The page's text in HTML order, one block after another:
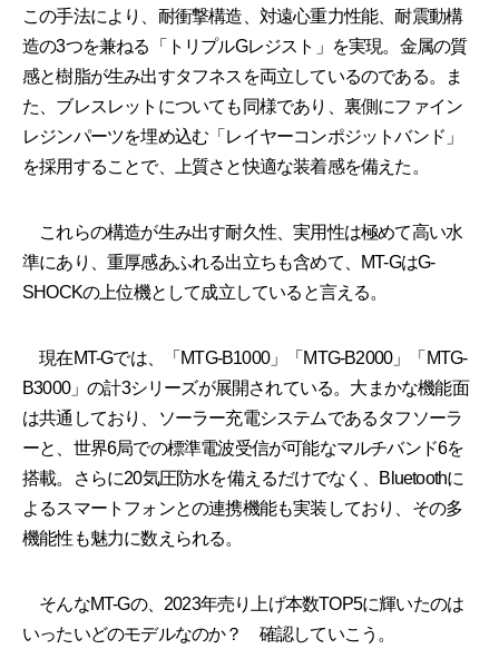
この手法により、耐衝撃構造、対遠心重力性能、耐震動構
造の3つを兼ねる「トリプルGレジスト」を実現。金属の質
感と樹脂が生み出すタフネスを両立しているのである。ま
た、ブレスレットについても同様であり、裏側にファイン
レジンパーツを埋め込む「レイヤーコンポジットバンド」
を採用することで、上質さと快適な装着感を備えた。
これらの構造が生み出す耐久性、実用性は極めて高い水
準にあり、重厚感あふれる出立ちも含めて、MT-GはG-
SHOCKの上位機として成立していると言える。
現在MT-Gでは、「MTG-B1000」「MTG-B2000」「MTG-
B3000」の計3シリーズが展開されている。大まかな機能面
は共通しており、ソーラー充電システムであるタフソーラ
ーと、世界6局での標準電波受信が可能なマルチバンド6を
搭載。さらに20気圧防水を備えるだけでなく、Bluetoothに
よるスマートフォンとの連携機能も実装しており、その多
機能性も魅力に数えられる。
そんなMT-Gの、2023年売り上げ本数TOP5に輝いたのは
いったいどのモデルなのか？ 確認していこう。